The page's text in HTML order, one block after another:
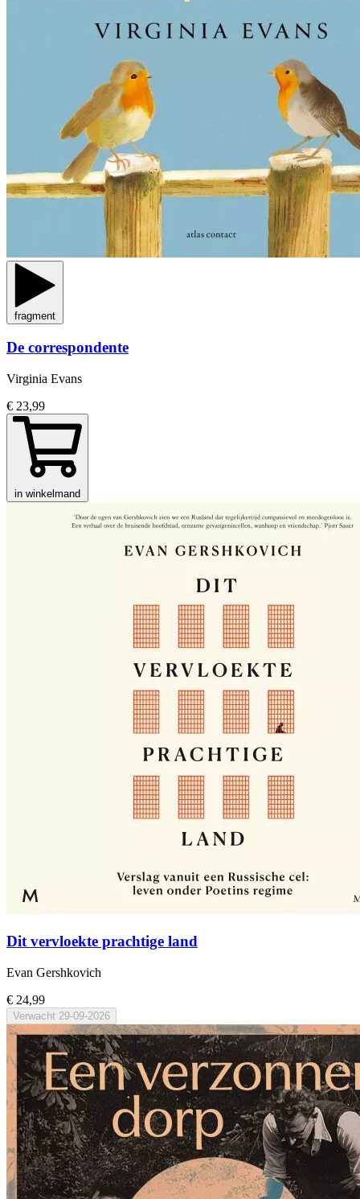
fragment
De correspondente
Virginia Evans
€ 23,99
in winkelmand
Dit vervloekte prachtige land
Evan Gershkovich
€ 24,99
Verwacht 29-09-2026